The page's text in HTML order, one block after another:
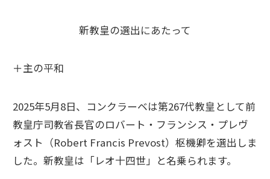
新教皇の選出にあたって
＋主の平和
2025年5月8日、コンクラーベは第267代教皇として前
教皇庁司教省長官のロバート・フランシス・プレヴ
ォスト（Robert Francis Prevost）枢機卿を選出しま
した。新教皇は「レオ十四世」と名乗られます。